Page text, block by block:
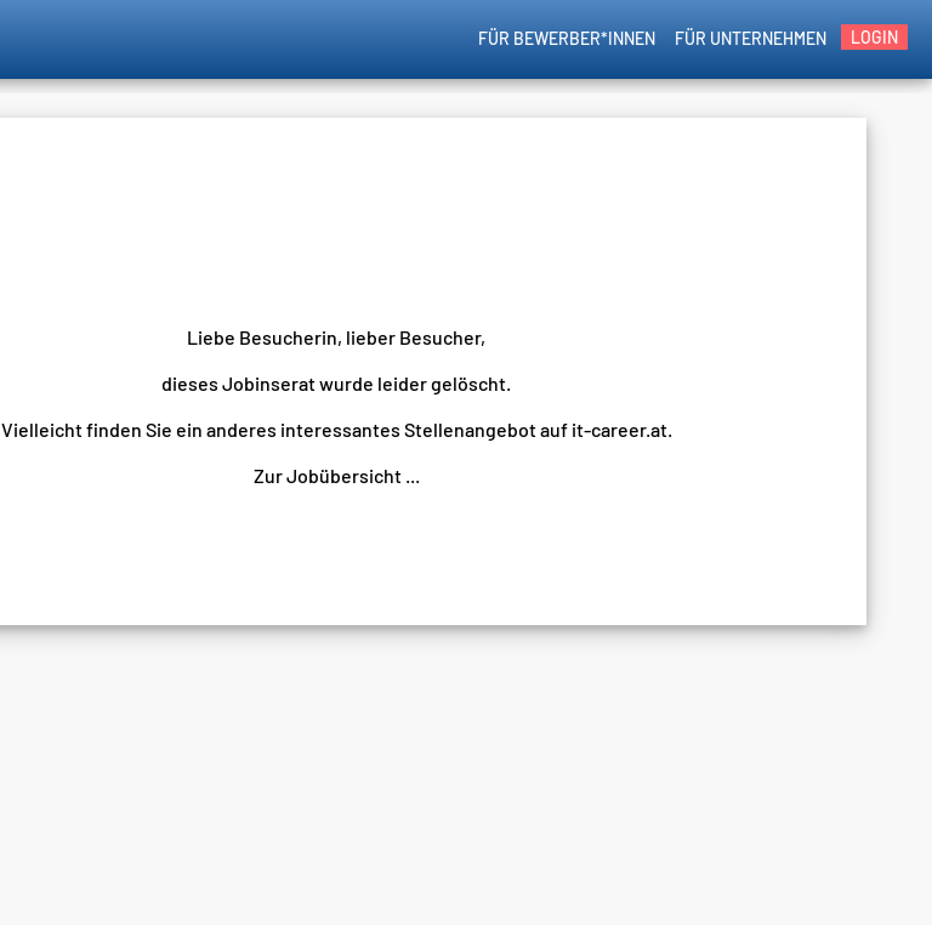
LOGIN
FÜR UNTERNEHMEN
FÜR BEWERBER*INNEN
Liebe Besucherin, lieber Besucher,
dieses Jobinserat wurde leider gelöscht.
Vielleicht finden Sie ein anderes interessantes Stellenangebot auf it-career.at.
Zur Jobübersicht ...